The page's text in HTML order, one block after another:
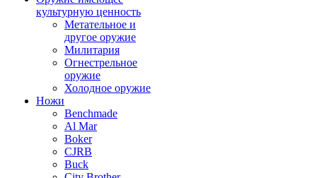
культурную ценность
Метательное и
другое оружие
Милитария
Огнестрельное
оружие
Холодное оружие
Ножи
Benchmade
Al Mar
Boker
CJRB
Buck